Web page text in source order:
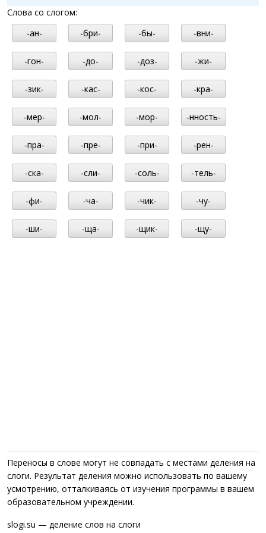
Слова со слогом:
-ан-
-бри- -бы- -вни-
-гон- -до- -доз- -жи-
-зик- -кас- -кос- -кра-
-мер- -мол- -мор- -нность-
-пра- -пре- -при- -рен-
-ска- -сли- -соль- -тель-
-фи- -ча- -чик- -чу-
-ши- -ща- -щик- -щу-
Переносы в слове могут не совпадать с местами деления на
слоги. Результат деления можно использовать по вашему
усмотрению, отталкиваясь от изучения программы в вашем
образовательном учреждении.
slogi.su — деление слов на слоги